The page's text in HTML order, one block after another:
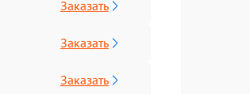
Заказать
Заказать
Заказать